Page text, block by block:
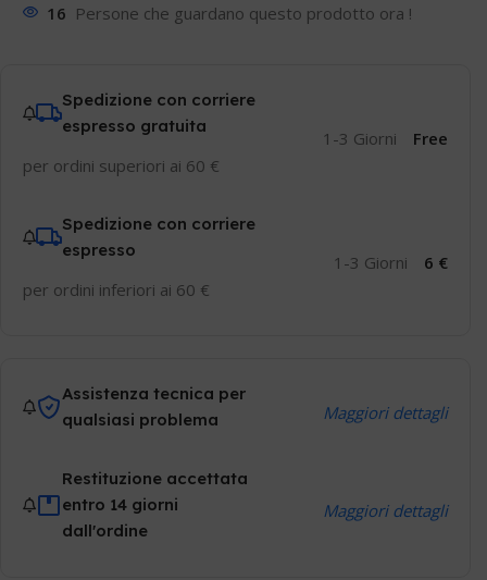
16 Persone che guardano questo prodotto ora !
Spedizione con corriere
espresso gratuita
per ordini superiori ai 60 €
1-3 Giorni Free
Spedizione con corriere
espresso
per ordini inferiori ai 60 €
1-3 Giorni 6 €
Assistenza tecnica per
qualsiasi problema
Maggiori dettagli
Restituzione accettata
entro 14 giorni
dall'ordine
Maggiori dettagli